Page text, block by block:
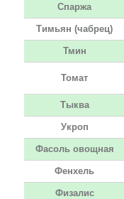
Спаржа
Тимьян (чабрец)
Тмин
Томат
Тыква
Укроп
Фасоль овощная
Фенхель
Физалис